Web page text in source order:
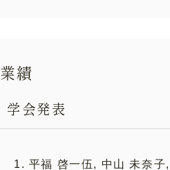
業績
学会発表
1. 平福 啓一伍, 中山 未奈